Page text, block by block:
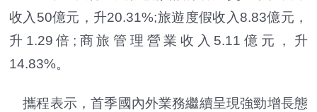
收入50億元，升20.31%;旅遊度假收入8.83億元，
升1.29倍;商旅管理營業收入5.11億元，升
14.83%。
攜程表示，首季國內外業務繼續呈現強勁增長態